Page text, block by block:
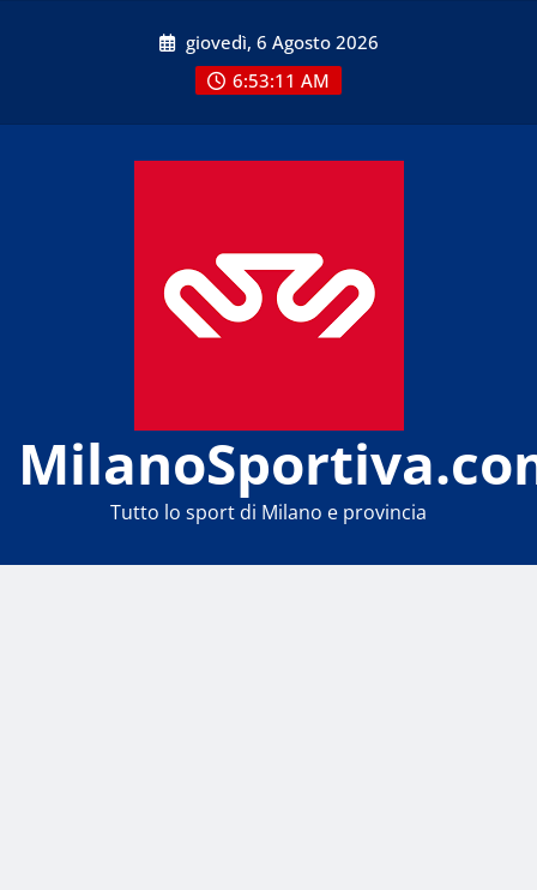
giovedì, 6 Agosto 2026
6:53:12 AM
Tutto lo sport di Milano e provincia